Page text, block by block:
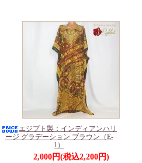
エジプト製：インディアンハリ
ージ グラデーション ブラウン（E-
1）
2,000円(税込2,200円)